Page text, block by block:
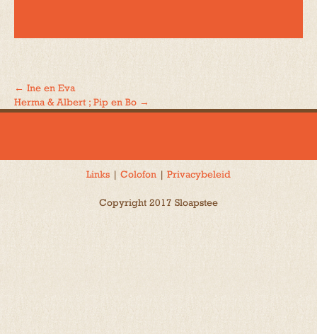
Bericht
← Ine en Eva
Herma & Albert ; Pip en Bo →
Links | Colofon | Privacybeleid
Copyright 2017 Sloapstee